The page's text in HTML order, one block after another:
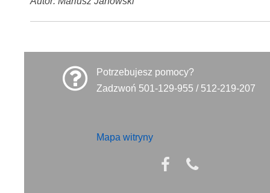
Potrzebujesz pomocy?
Zadzwoń 501-129-955 / 512-219-207
Mapa witryny